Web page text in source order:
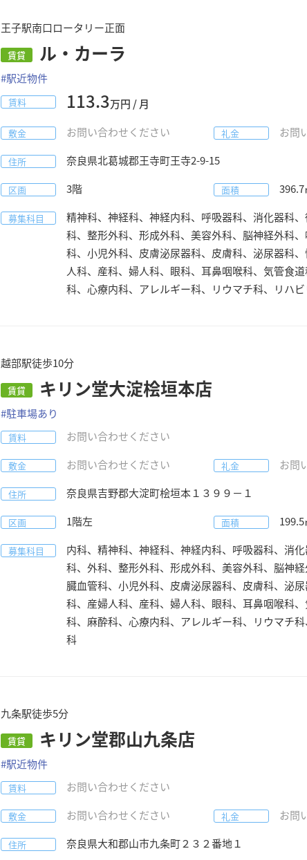
王子駅南口ロータリー正面
賃貸 ル・カーラ
#駅近物件
賃料 113.3万円 / 月
敷金 お問い合わせください 礼金 お問
住所 奈良県北葛城郡王寺町王寺2-9-15
区画 3階 面積 396.7
募集科目
精神科、神経科、神経内科、呼吸器科、消化器科
科、整形外科、形成外科、美容外科、脳神経外科
科、小児外科、皮膚泌尿器科、皮膚科、泌尿器科
人科、産科、婦人科、眼科、耳鼻咽喉科、気管食
科、心療内科、アレルギー科、リウマチ科、リハ
越部駅徒歩10分
賃貸 キリン堂大淀桧垣本店
#駐車場あり
賃料 お問い合わせください
敷金 お問い合わせください 礼金 お問
住所 奈良県吉野郡大淀町桧垣本１３９９－１
区画 1階左 面積 199.5
募集科目
内科、精神科、神経科、神経内科、呼吸器科、消
科、外科、整形外科、形成外科、美容外科、脳神
臓血管科、小児外科、皮膚泌尿器科、皮膚科、泌
科、産婦人科、産科、婦人科、眼科、耳鼻咽喉科
科、麻酔科、心療内科、アレルギー科、リウマチ
科
九条駅徒歩5分
賃貸 キリン堂郡山九条店
#駅近物件
賃料 お問い合わせください
敷金 お問い合わせください 礼金 お問
住所 奈良県大和郡山市九条町２３２番地１